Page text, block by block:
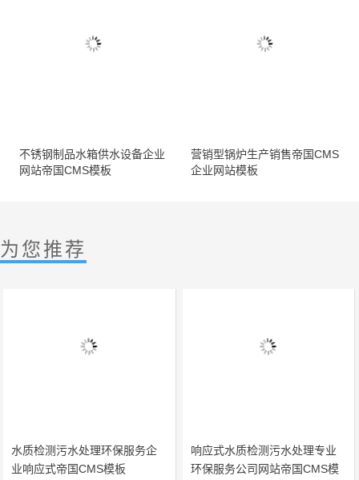
不锈钢制品水箱供水设备企业
网站帝国CMS模板
营销型锅炉生产销售帝国CMS
企业网站模板
为您推荐
水质检测污水处理环保服务企
业响应式帝国CMS模板
响应式水质检测污水处理专业
环保服务公司网站帝国CMS模